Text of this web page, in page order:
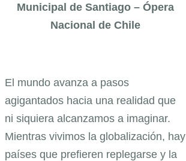
Municipal de Santiago – Ópera
Nacional de Chile
El mundo avanza a pasos
agigantados hacia una realidad que
ni siquiera alcanzamos a imaginar.
Mientras vivimos la globalización, hay
países que prefieren replegarse y la